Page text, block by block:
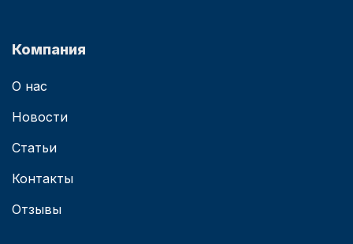
Компания
О нас
Новости
Статьи
Контакты
Отзывы